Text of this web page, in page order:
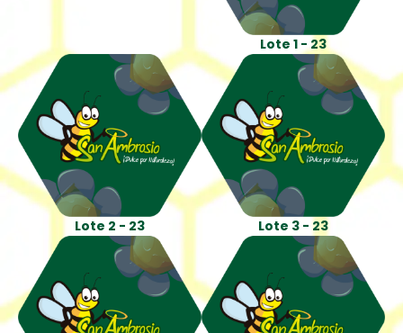
Lote 1 - 23
Lote 2 - 23 Lote 3 - 23